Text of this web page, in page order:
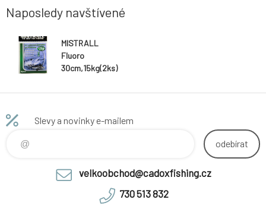
Naposledy navštívené
MISTRALL
Fluoro
30cm,15kg(2ks)
Slevy a novinky e-mailem
odebírat
velkoobchod@cadoxfishing.cz
730 513 832